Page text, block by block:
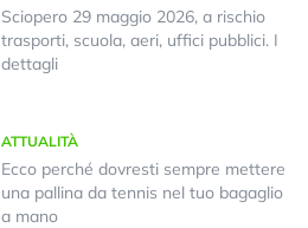
Sciopero 29 maggio 2026, a rischio
trasporti, scuola, aeri, uffici pubblici. I
dettagli
ATTUALITÀ
Ecco perché dovresti sempre mettere
una pallina da tennis nel tuo bagaglio
a mano